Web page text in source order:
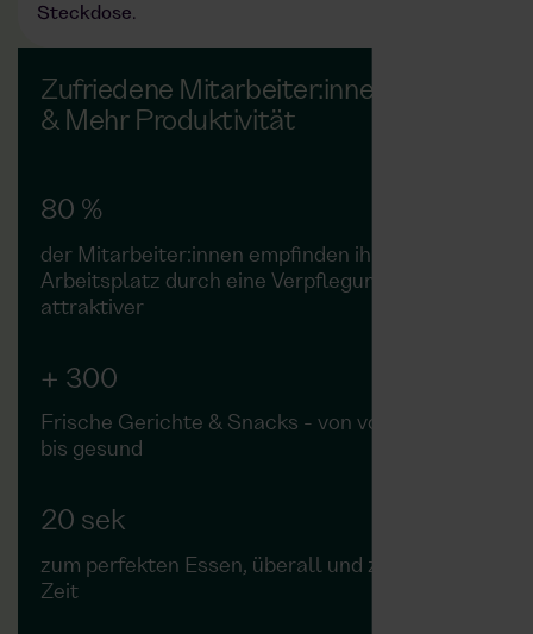
Steckdose.
Zufriedene Mitarbeiter:innen
& Mehr Produktivität
80 %
der Mitarbeiter:innen empfinden ihren
Arbeitsplatz durch eine Verpflegung als
attraktiver
+ 300
Frische Gerichte & Snacks - von vollwertig
bis gesund
20 sek
zum perfekten Essen, überall und zu jeder
Zeit